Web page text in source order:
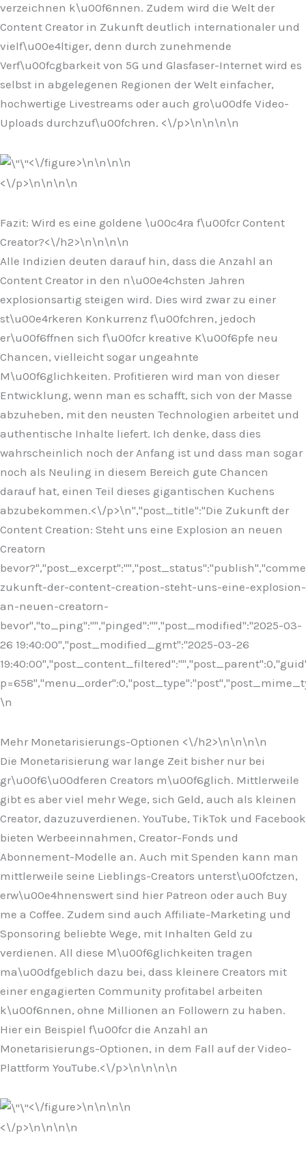
verzeichnen k\u00f6nnen. Zudem wird die Welt der
Content Creator in Zukunft deutlich internationaler und
vielf\u00e4ltiger, denn durch zunehmende
Verf\u00fcgbarkeit von 5G und Glasfaser-Internet wird es
selbst in abgelegenen Regionen der Welt einfacher,
hochwertige Livestreams oder auch gro\u00dfe Video-
Uploads durchzuf\u00fchren. <\/p>\n\n\n\n
<\/figure>\n\n\n\n
<\/p>\n\n\n\n
Fazit: Wird es eine goldene \u00c4ra f\u00fcr Content
Creator?<\/h2>\n\n\n\n
Alle Indizien deuten darauf hin, dass die Anzahl an
Content Creator in den n\u00e4chsten Jahren
explosionsartig steigen wird. Dies wird zwar zu einer
st\u00e4rkeren Konkurrenz f\u00fchren, jedoch
er\u00f6ffnen sich f\u00fcr kreative K\u00f6pfe neu
Chancen, vielleicht sogar ungeahnte
M\u00f6glichkeiten. Profitieren wird man von dieser
Entwicklung, wenn man es schafft, sich von der Masse
abzuheben, mit den neusten Technologien arbeitet und
authentische Inhalte liefert. Ich denke, dass dies
wahrscheinlich noch der Anfang ist und dass man sogar
noch als Neuling in diesem Bereich gute Chancen
darauf hat, einen Teil dieses gigantischen Kuchens
abzubekommen.<\/p>\n","post_title":"Die Zukunft der
Content Creation: Steht uns eine Explosion an neuen
Creatorn
zukunft-der-content-creation-steht-uns-eine-explosion-
an-neuen-creatorn-
bevor","to_ping":"","pinged":"","post_modified":"2025-03-
26 19:40:00","post_modified_gmt":"2025-03-26
\n
Mehr Monetarisierungs-Optionen <\/h2>\n\n\n\n
Die Monetarisierung war lange Zeit bisher nur bei
gr\u00f6\u00dferen Creators m\u00f6glich. Mittlerweile
gibt es aber viel mehr Wege, sich Geld, auch als kleinen
Creator, dazuzuverdienen. YouTube, TikTok und Facebook
bieten Werbeeinnahmen, Creator-Fonds und
Abonnement-Modelle an. Auch mit Spenden kann man
mittlerweile seine Lieblings-Creators unterst\u00fctzen,
erw\u00e4hnenswert sind hier Patreon oder auch Buy
me a Coffee. Zudem sind auch Affiliate-Marketing und
Sponsoring beliebte Wege, mit Inhalten Geld zu
verdienen. All diese M\u00f6glichkeiten tragen
ma\u00dfgeblich dazu bei, dass kleinere Creators mit
einer engagierten Community profitabel arbeiten
k\u00f6nnen, ohne Millionen an Followern zu haben.
Hier ein Beispiel f\u00fcr die Anzahl an
Monetarisierungs-Optionen, in dem Fall auf der Video-
Plattform YouTube.<\/p>\n\n\n\n
<\/figure>\n\n\n\n
<\/p>\n\n\n\n